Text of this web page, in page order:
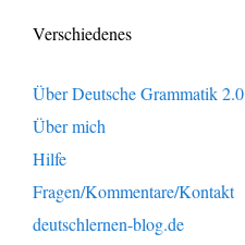
Verschiedenes
Über Deutsche Grammatik 2.0
Über mich
Hilfe
Fragen/Kommentare/Kontakt
deutschlernen-blog.de